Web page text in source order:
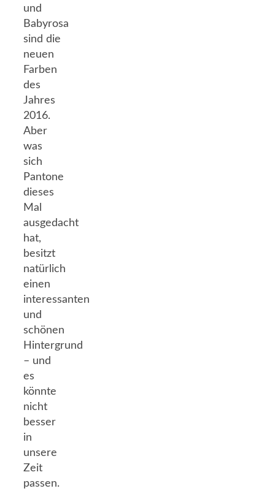
und
Babyrosa
sind die
neuen
Farben
des
Jahres
2016.
Aber
was
sich
Pantone
dieses
Mal
ausgedacht
hat,
besitzt
natürlich
einen
interessanten
und
schönen
Hintergrund
– und
es
könnte
nicht
besser
in
unsere
Zeit
passen.